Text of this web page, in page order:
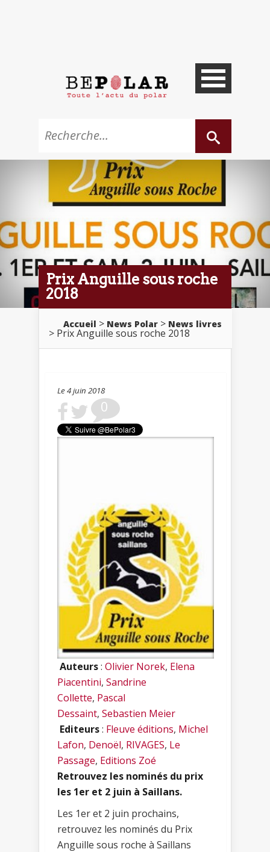
Prix Anguille sous roche
2018
Accueil > News Polar > News livres
> Prix Anguille sous roche 2018
Le 4 juin 2018
0
Auteurs: Olivier Norek, Elena
Piacentini, Sandrine
Collette, Pascal
Dessaint, Sebastien Meier
Editeurs: Fleuve éditions, Michel
Lafon, Denoël, RIVAGES, Le
Passage, Editions Zoé
Retrouvez les nominés du prix
les 1er et 2 juin à Saillans.
Les 1er et 2 juin prochains,
retrouvez les nominés du Prix
Anguille sous roche à Saillans